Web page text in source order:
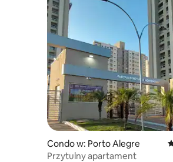
Condo w: Porto Alegre
Przytulny apartament